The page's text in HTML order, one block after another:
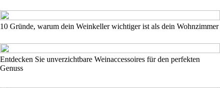
10 Gründe, warum dein Weinkeller wichtiger ist als dein Wohnzimmer
Entdecken Sie unverzichtbare Weinaccessoires für den perfekten
Genuss